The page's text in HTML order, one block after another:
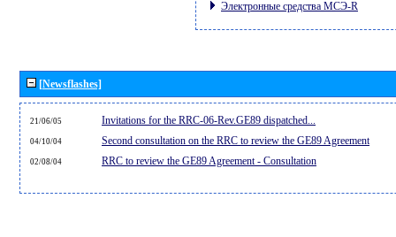
Электронные средства МСЭ-R
[Newsflashes]
21/06/05 Invitations for the RRC-06-Rev.GE89 dispatched...
04/10/04 Second consultation on the RRC to review the GE89 Agreement
02/08/04 RRC to review the GE89 Agreement - Consultation